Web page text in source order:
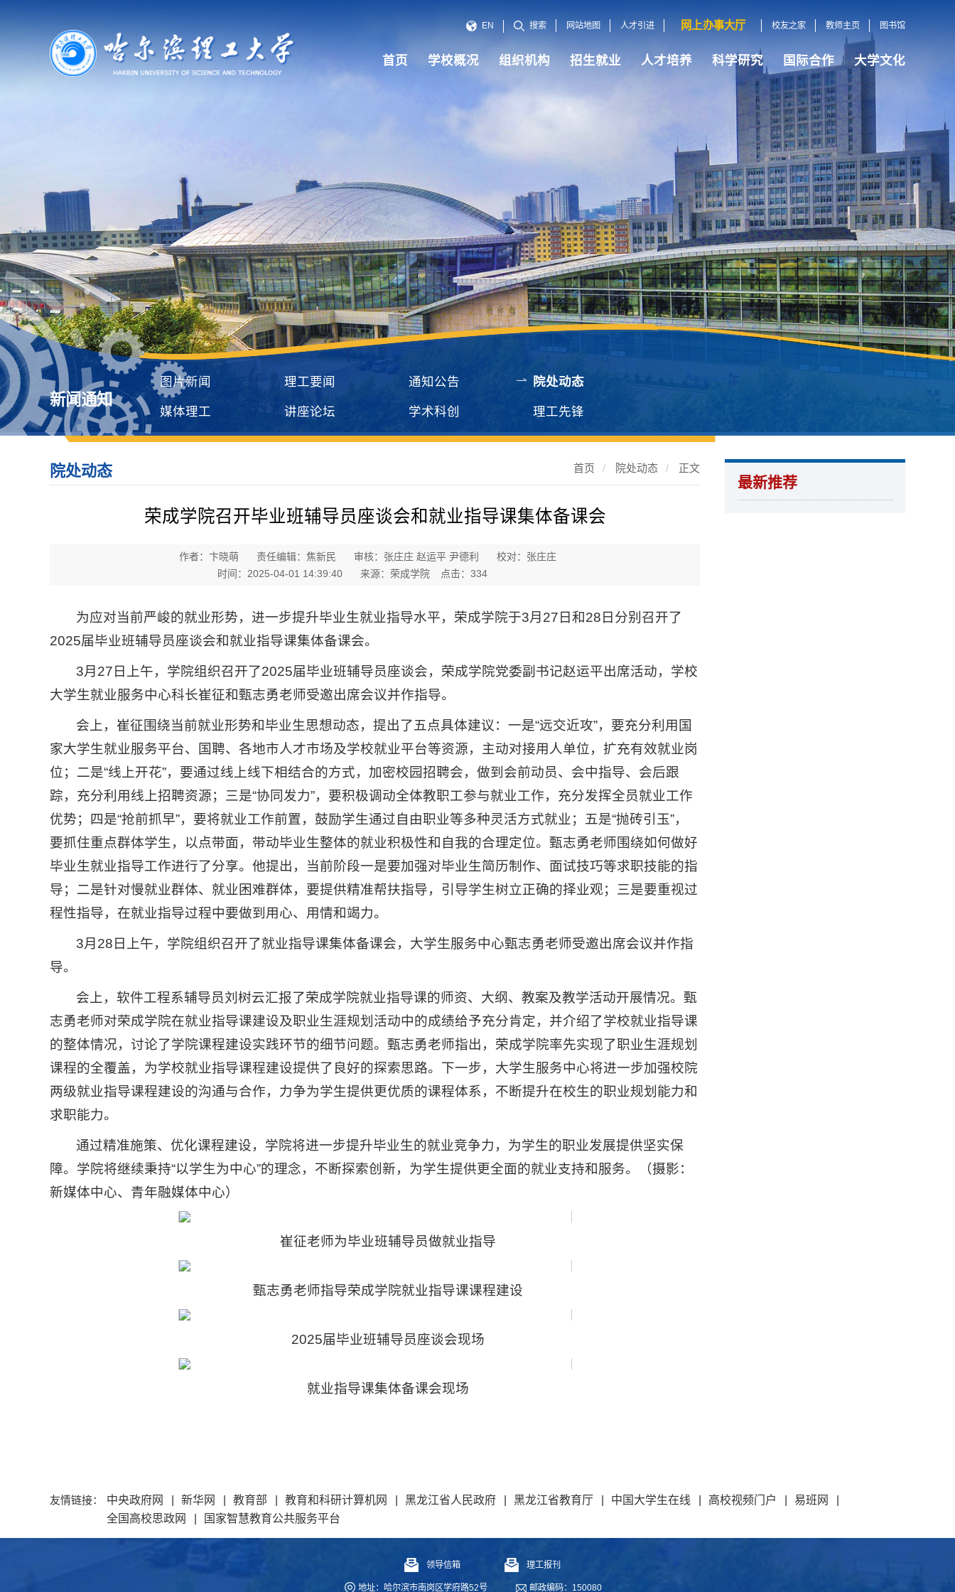
EN 搜索 网站地图 人才引进 网上办事大厅 校友之家 教师主页 图书馆
首页 学校概况 组织机构 招生就业 人才培养 科学研究 国际合作 大学文化
新闻通知
图片新闻 理工要闻 通知公告 院处动态
媒体理工 讲座论坛 学术科创 理工先锋
院处动态 首页 / 院处动态 / 正文
荣成学院召开毕业班辅导员座谈会和就业指导课集体备课会
作者：卞晓萌 责任编辑：焦新民 审核：张庄庄 赵运平 尹德利
校对：张庄庄
时间：2025-04-01 14:39:40
来源：荣成学院 点击：334
为应对当前严峻的就业形势，进一步提升毕业生就业指导水平，荣成学院于3月27日和28日分别召开了
2025届毕业班辅导员座谈会和就业指导课集体备课会。
3月27日上午，学院组织召开了2025届毕业班辅导员座谈会，荣成学院党委副书记赵运平出席活动，学校
大学生就业服务中心科长崔征和甄志勇老师受邀出席会议并作指导。
会上，崔征围绕当前就业形势和毕业生思想动态，提出了五点具体建议：一是“远交近攻”，要充分利用国
家大学生就业服务平台、国聘、各地市人才市场及学校就业平台等资源，主动对接用人单位，扩充有效就业岗
位；二是“线上开花”，要通过线上线下相结合的方式，加密校园招聘会，做到会前动员、会中指导、会后跟
踪，充分利用线上招聘资源；三是“协同发力”，要积极调动全体教职工参与就业工作，充分发挥全员就业工作
优势；四是“抢前抓早”，要将就业工作前置，鼓励学生通过自由职业等多种灵活方式就业；五是“抛砖引玉”，
要抓住重点群体学生，以点带面，带动毕业生整体的就业积极性和自我的合理定位。甄志勇老师围绕如何做好
毕业生就业指导工作进行了分享。他提出，当前阶段一是要加强对毕业生简历制作、面试技巧等求职技能的指
导；二是针对慢就业群体、就业困难群体，要提供精准帮扶指导，引导学生树立正确的择业观；三是要重视过
程性指导，在就业指导过程中要做到用心、用情和竭力。
3月28日上午，学院组织召开了就业指导课集体备课会，大学生服务中心甄志勇老师受邀出席会议并作指
导。
会上，软件工程系辅导员刘树云汇报了荣成学院就业指导课的师资、大纲、教案及教学活动开展情况。甄
志勇老师对荣成学院在就业指导课建设及职业生涯规划活动中的成绩给予充分肯定，并介绍了学校就业指导课
的整体情况，讨论了学院课程建设实践环节的细节问题。甄志勇老师指出，荣成学院率先实现了职业生涯规划
课程的全覆盖，为学校就业指导课程建设提供了良好的探索思路。下一步，大学生服务中心将进一步加强校院
两级就业指导课程建设的沟通与合作，力争为学生提供更优质的课程体系，不断提升在校生的职业规划能力和
求职能力。
通过精准施策、优化课程建设，学院将进一步提升毕业生的就业竞争力，为学生的职业发展提供坚实保
障。学院将继续秉持“以学生为中心”的理念，不断探索创新，为学生提供更全面的就业支持和服务。（摄影：
新媒体中心、青年融媒体中心）
崔征老师为毕业班辅导员做就业指导
甄志勇老师指导荣成学院就业指导课课程建设
2025届毕业班辅导员座谈会现场
就业指导课集体备课会现场
最新推荐
友情链接： 中央政府网 新华网 教育部 教育和科研计算机网 黑龙江省人民政府 黑龙江省教育厅 中国大学生在线 高校视频门户 易班网
全国高校思政网
国家智慧教育公共服务平台
领导信箱 理工报刊
地址：哈尔滨市南岗区学府路52号 邮政编码：150080